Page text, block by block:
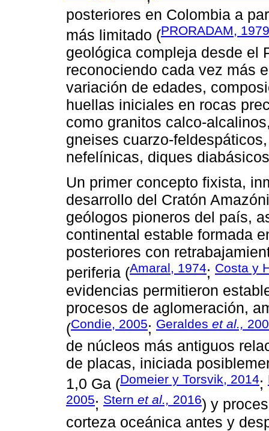
posteriores en Colombia a
más limitado (PRORADAM, 1979
geológica compleja desde el
reconociendo cada vez más
variación de edades,
huellas iniciales en rocas
como granitos calco-
gneises cuarzo-
nefelínicas, diques
Un primer concepto fixista,
desarrollo del Cratón
geólogos pioneros del país,
continental estable formada
posteriores con
periferia (Amaral, 1974; Costa y
evidencias permitieron
procesos de aglomeración,
(Condie, 2005; Geraldes et al.,
de núcleos más antiguos
de placas, iniciada
1,0 Ga (Domeier y Torsvik, 2014;
2005; Stern et al., 2016) y
corteza oceánica antes y